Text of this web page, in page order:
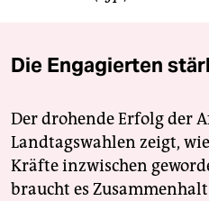
Die Engagierten
Der drohende Erfolg der
Landtagswahlen zeigt,
Kräfte inzwischen
braucht es